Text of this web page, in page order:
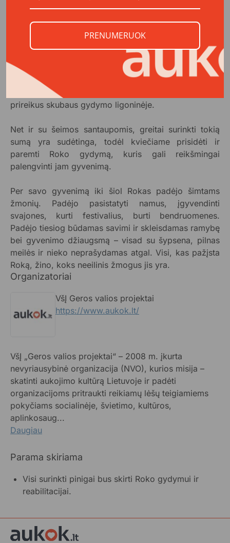
patogesnį gyvenimą Rokui ir jo šeimai.
Roko šeima skaičiuoja, kad pirmiems dviem
turėti apie 150 tūkst. eurų. Iš jų 89 tūkst. Eur reikia
kuo skubiau pervesti klinikai, dar po 20 tūkst. Eur
kainuos privatūs skrydžiai pirmyn ir atgal, o likusią
dalį reikia turėti nenumatytiems atvejams, pavyzdžiui,
prireikus skubaus gydymo ligoninėje.
Net ir su šeimos santaupomis, greitai surinkti tokią
sumą yra sudėtinga, todėl kviečiame prisidėti ir
paremti Roko gydymą, kuris gali reikšmingai
palengvinti jam gyvenimą.
Per savo gyvenimą iki šiol Rokas padėjo šimtams
žmonių. Padėjo pasistatyti namus, įgyvendinti
svajones, kurti festivalius, burti bendruomenes.
Padėjo tiesiog būdamas savimi ir skleisdamas ramybę
bei gyvenimo džiaugsmą – visad su šypsena, pilnas
meilės ir nieko neprašydamas atgal. Visi, kas pažįsta
Roką, žino, koks neeilinis žmogus jis yra.
Organizatoriai
VšĮ Geros valios projektai
https://www.aukok.lt/
VšĮ „Geros valios projektai“ – 2008 m. įkurta
nevyriausybinė organizacija (NVO), kurios misija –
skatinti aukojimo kultūrą Lietuvoje ir padėti
organizacijoms pritraukti reikiamų lėšų teigiamiems
pokyčiams socialinėje, švietimo, kultūros,
aplinkosaug...
Daugiau
Parama skiriama
Visi surinkti pinigai bus skirti Roko gydymui ir
reabilitacijai.
PRENUMERUOK